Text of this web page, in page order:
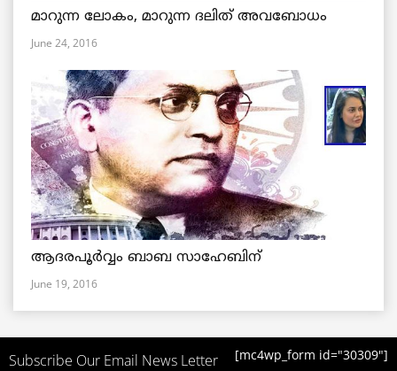
മാറുന്ന ലോകം, മാറുന്ന ദലിത് അവബോധം
June 24, 2016
ആദരപൂര്‍വ്വം ബാബ സാഹേബിന്
June 19, 2016
Subscribe Our Email News Letter [mc4wp_form id="30309"]